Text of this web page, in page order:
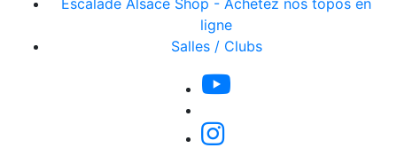
Escalade Alsace Shop - Achetez nos topos en
ligne
Salles / Clubs